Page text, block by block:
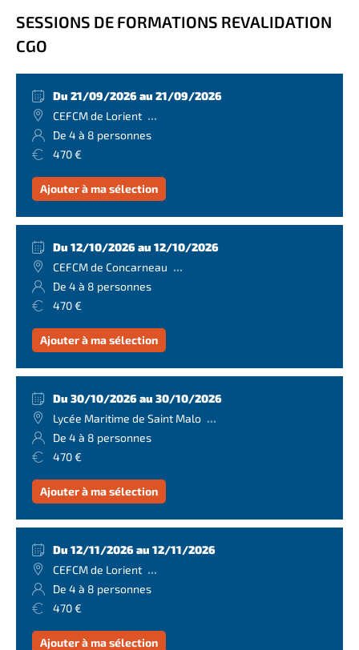
SESSIONS DE FORMATIONS REVALIDATION
CGO
Du 21/09/2026 au 21/09/2026
CEFCM de Lorient ...
De 4 à 8 personnes
470 €
Ajouter à ma sélection
Du 12/10/2026 au 12/10/2026
CEFCM de Concarneau ...
De 4 à 8 personnes
470 €
Ajouter à ma sélection
Du 30/10/2026 au 30/10/2026
Lycée Maritime de Saint Malo ...
De 4 à 8 personnes
470 €
Ajouter à ma sélection
Du 12/11/2026 au 12/11/2026
CEFCM de Lorient ...
De 4 à 8 personnes
470 €
Ajouter à ma sélection